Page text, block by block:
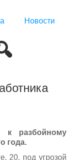
Новости
к разбойному
года.
20, под угрозой